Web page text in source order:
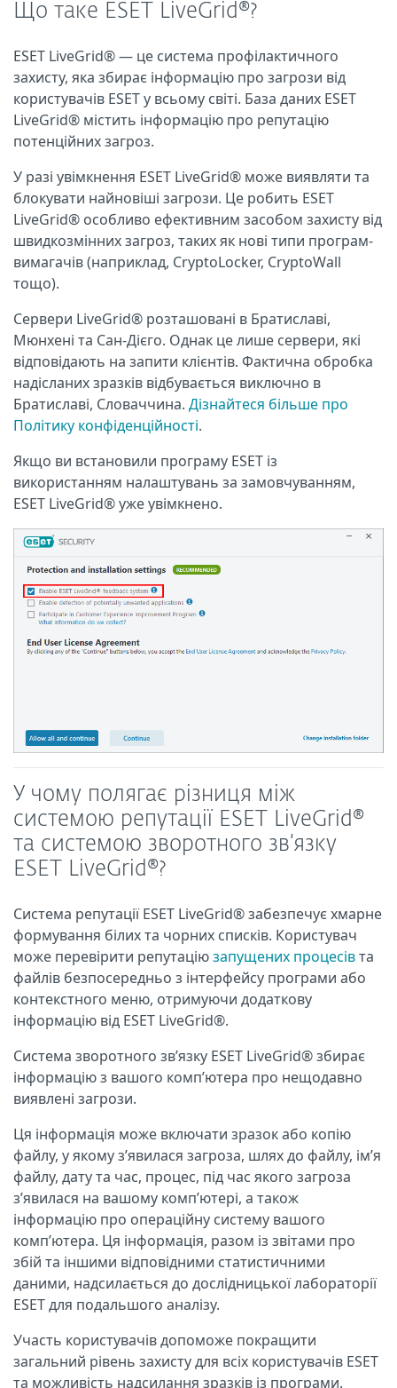
Що таке ESET LiveGrid®?
ESET LiveGrid® — це система профілактичного
захисту, яка збирає інформацію про загрози від
користувачів ESET у всьому світі. База даних ESET
LiveGrid® містить інформацію про репутацію
потенційних загроз.
У разі увімкнення ESET LiveGrid® може виявляти та
блокувати найновіші загрози. Це робить ESET
LiveGrid® особливо ефективним засобом захисту від
швидкозмінних загроз, таких як нові типи програм-
вимагачів (наприклад, CryptoLocker, CryptoWall
тощо).
Сервери LiveGrid® розташовані в Братиславі,
Мюнхені та Сан-Дієго. Однак це лише сервери, які
відповідають на запити клієнтів. Фактична обробка
надісланих зразків відбувається виключно в
Братиславі, Словаччина. Дізнайтеся більше про
Політику конфіденційності.
Якщо ви встановили програму ESET із
використанням налаштувань за замовчуванням,
ESET LiveGrid® уже увімкнено.
У чому полягає різниця між
системою репутації ESET LiveGrid®
та системою зворотного зв’язку
ESET LiveGrid®?
Система репутації ESET LiveGrid® забезпечує хмарне
формування білих та чорних списків. Користувач
може перевірити репутаціюзапущених процесівта
файлів безпосередньо з інтерфейсу програми або
контекстного меню, отримуючи додаткову
інформацію від ESET LiveGrid®.
Система зворотного зв’язку ESET LiveGrid® збирає
інформацію з вашого комп’ютера про нещодавно
виявлені загрози.
Ця інформація може включати зразок або копію
файлу, у якому з’явилася загроза, шлях до файлу, ім’я
файлу, дату та час, процес, під час якого загроза
з’явилася на вашому комп’ютері, а також
інформацію про операційну систему вашого
комп’ютера. Ця інформація, разом із звітами про
збій та іншими відповідними статистичними
даними, надсилається до дослідницької лабораторії
ESET для подальшого аналізу.
Участь користувачів допоможе покращити
загальний рівень захисту для всіх користувачів ESET
та можливість надсилання зразків із програми.